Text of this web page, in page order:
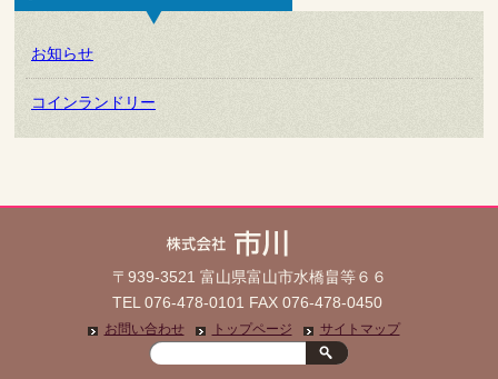
お知らせ
コインランドリー
〒939-3521 富山県富山市水橋畠等６６
TEL 076-478-0101 FAX 076-478-0450
お問い合わせ トップページ サイトマップ